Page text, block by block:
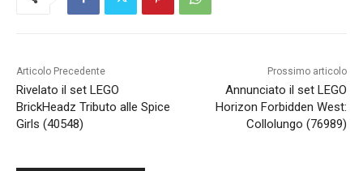
Articolo Precedente
Rivelato il set LEGO
BrickHeadz Tributo alle Spice
Girls (40548)
Prossimo articolo
Annunciato il set LEGO
Horizon Forbidden West:
Collolungo (76989)